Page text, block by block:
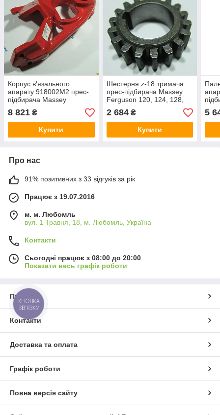
Корпус в'язального
апарату 918002M2 прес-
підбирача Massey
Ferguson 120, 124, 128,
220, 224, 228 - Оригінал
8 821 ₴
Купити
Шестерня z-18 тримача
прес-підбирача Massey
Ferguson 120, 124, 128,
220, 224, 228
2 684₴
Купити
5
Про нас
91% позитивних з 33 відгуків за рік
Працює з 19.07.2016
м. м. Любомль
вул. 1 Травня, 18, м. Любомль, Україна
Контакти
Сьогодні працює з 08:00 до 20:00
Показати весь графік роботи
Про нас
Контакти
Доставка та оплата
Графік роботи
Повна версія сайту
КНОПКА
ЗВ'ЯЗКУ